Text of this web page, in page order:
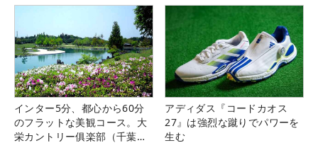
インター5分、都心から60分
のフラットな美観コース。大
栄カントリー俱楽部（千葉
アディダス『コードカオス
27』は強烈な蹴りでパワーを
生む